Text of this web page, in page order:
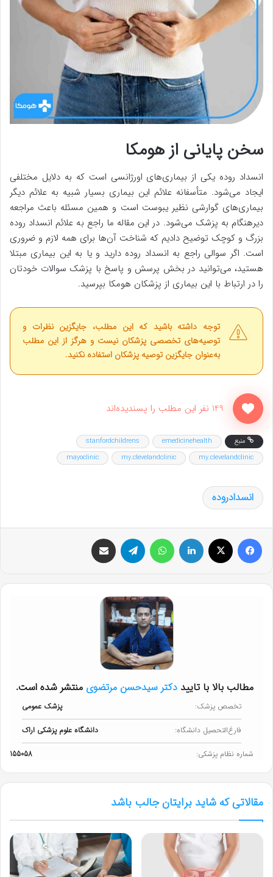
سخن پایانی از هومکا
انسداد روده یکی از بیماری‌های اورژانسی است که به دلایل مختلفی
ایجاد می‌شود. متأسفانه علائم این بیماری بسیار شبیه به علائم دیگر
بیماری‌های گوارشی نظیر یبوست است و همین مسئله باعث مراجعه
دیرهنگام به پزشک می‌شود. در این مقاله ما راجع به علائم انسداد روده
بزرگ و کوچک توضیح دادیم که شناخت آن‌ها برای همه لازم و ضروری
است. اگر سوالی راجع به انسداد روده دارید و یا به این بیماری مبتلا
هستید، می‌توانید در بخش پرسش و پاسخ با پزشک سوالات خودتان
را در ارتباط با این بیماری از پزشکان هومکا بپرسید.
توجه داشته باشید که این مطلب، جایگزین نظرات و
توصیه‌های تخصصی پزشکان نیست و هرگز از این مطلب
به‌عنوان جایگزین توصیه پزشکان استفاده نکنید.
149 نفر این مطلب را پسندیده‌اند
منبع emedicinehealth
stanfordchildrens
my.clevelandclinic
my.clevelandclinic
mayoclinic
انسدادروده
مطالب بالا با تایید دکتر سیدحسن مرتضوی منتشر شده است.
تخصص پزشک: پزشک عمومی
فارغ‌التحصیل دانشگاه: دانشگاه علوم پزشکی اراک
شماره نظام پزشکی: 155058
مقالاتی که شاید برایتان جالب باشد